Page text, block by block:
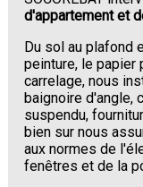
d'appartement et
Du sol au plafond
peinture, le papier
carrelage, nous
baignoire d'angle,
suspendu,
bien sur nous
aux normes de
fenêtres et de la